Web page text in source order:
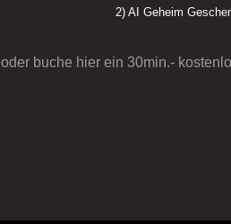
2) AI Geheim
oder buche hier ein 30min.-